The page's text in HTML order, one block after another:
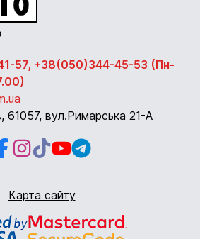
57, +38(050)344-45-53 (Пн-
, 61057, вул.Римарська 21-А
Instagram
Instagram
YoutubeTelegram
Карта сайту